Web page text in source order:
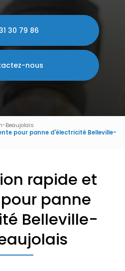
30 79 86
nous
Beaujolais
pour panne d'électricité Belleville-
rapide et
panne
Belleville-